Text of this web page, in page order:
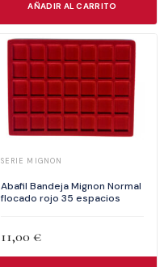
AÑADIR AL CARRITO
SERIE MIGNON
Abafil Bandeja Mignon Normal
flocado rojo 35 espacios
11,00 €